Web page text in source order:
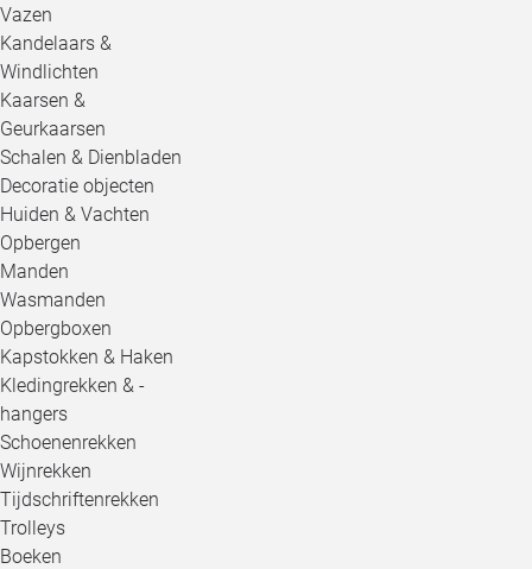
Vazen
Kandelaars &
Windlichten
Kaarsen &
Geurkaarsen
Schalen & Dienbladen
Decoratie objecten
Huiden & Vachten
Opbergen
Manden
Wasmanden
Opbergboxen
Kapstokken & Haken
Kledingrekken & -
hangers
Schoenenrekken
Wijnrekken
Tijdschriftenrekken
Trolleys
Boeken